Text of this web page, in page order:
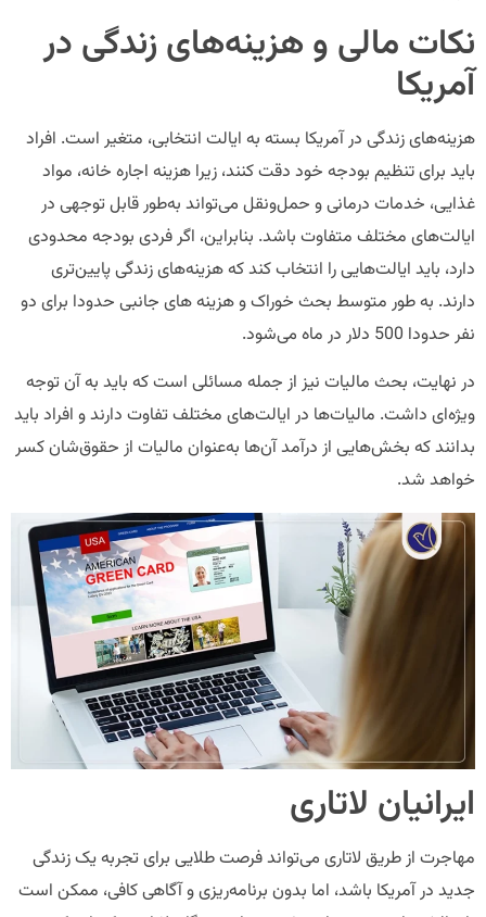
نکات مالی و هزینه‌های زندگی در
آمریکا
هزینه‌های زندگی در آمریکا بسته به ایالت انتخابی، متغیر است. افراد
باید برای تنظیم بودجه خود دقت کنند، زیرا هزینه اجاره خانه، مواد
غذایی، خدمات درمانی و حمل‌ونقل می‌تواند به‌طور قابل توجهی در
ایالت‌های مختلف متفاوت باشد. بنابراین، اگر فردی بودجه محدودی
دارد، باید ایالت‌هایی را انتخاب کند که هزینه‌های زندگی پایین‌تری
دارند. به طور متوسط بحث خوراک و هزینه های جانبی حدودا برای دو
نفر حدودا 500 دلار در ماه می‌شود.
در نهایت، بحث مالیات نیز از جمله مسائلی است که باید به آن توجه
ویژه‌ای داشت. مالیات‌ها در ایالت‌های مختلف تفاوت دارند و افراد باید
بدانند که بخش‌هایی از درآمد آن‌ها به‌عنوان مالیات از حقوق‌شان کسر
خواهد شد.
ایرانیان لاتاری
مهاجرت از طریق لاتاری می‌تواند فرصت طلایی برای تجربه یک زندگی
جدید در آمریکا باشد، اما بدون برنامه‌ریزی و آگاهی کافی، ممکن است